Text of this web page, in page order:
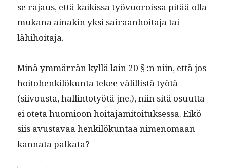
se rajaus, että kaikissa työvuorois­sa pitää olla
mukana ainakin yksi sairaan­hoita­ja tai
lähihoitaja.
Minä ymmär­rän kyl­lä lain 20 § :n niin, että jos
hoito­henkilökun­ta tekee välil­listä työtä
(siivous­ta, hallinto­työtä jne.), niin sitä osu­ut­ta
ei ote­ta huomioon hoita­jami­toituk­ses­sa. Eikö
siis avus­tavaa henkilökun­taa nimeno­maan
kan­na­ta palkata?